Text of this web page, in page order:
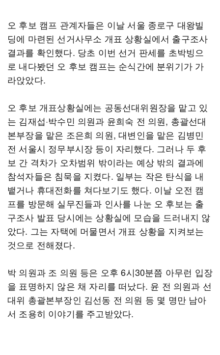
오 후보 캠프 관계자들은 이날 서울 종로구 대왕빌
딩에 마련된 선거사무소 개표 상황실에서 출구조사
결과를 확인했다. 당초 이번 선거 판세를 초박빙으
로 내다봤던 오 후보 캠프는 순식간에 분위기가 가
라앉았다.
오 후보 개표상황실에는 공동선대위원장을 맡고 있
는 김재섭·박수민 의원과 윤희숙 전 의원, 총괄선대
본부장을 맡은 조은희 의원, 대변인을 맡은 김병민
전 서울시 정무부시장 등이 자리했다. 그러나 두 후
보 간 격차가 오차범위 밖이라는 예상 밖의 결과에
참석자들은 침묵을 지켰다. 일부는 작은 탄식을 내
뱉거나 휴대전화를 쳐다보기도 했다. 이날 오전 캠
프를 방문해 실무진들과 인사를 나눈 오 후보는 출
구조사 발표 당시에는 상황실에 모습을 드러내지 않
았다. 그는 자택에 머물면서 개표 상황을 지켜보는
것으로 전해졌다.
박 의원과 조 의원 등은 오후 6시30분쯤 아무런 입장
을 표명하지 않은 채 자리를 떠났다. 윤 전 의원과 선
대위 총괄본부장인 김선동 전 의원 등 몇 명만 남아
서 조용히 이야기를 주고받았다.